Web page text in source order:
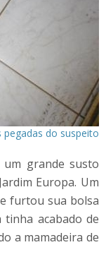
pegadas do suspeito
grande susto
Europa. Um
furtou sua bolsa
acabado de
a mamadeira de